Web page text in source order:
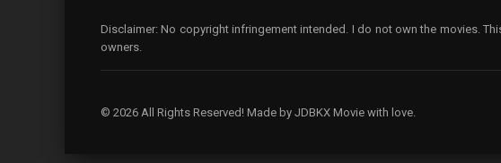
Disclaimer: No copyright infringement intended. I do not own the movies.
owners.
© 2026 All Rights Reserved! Made by JDBKX Movie with love.